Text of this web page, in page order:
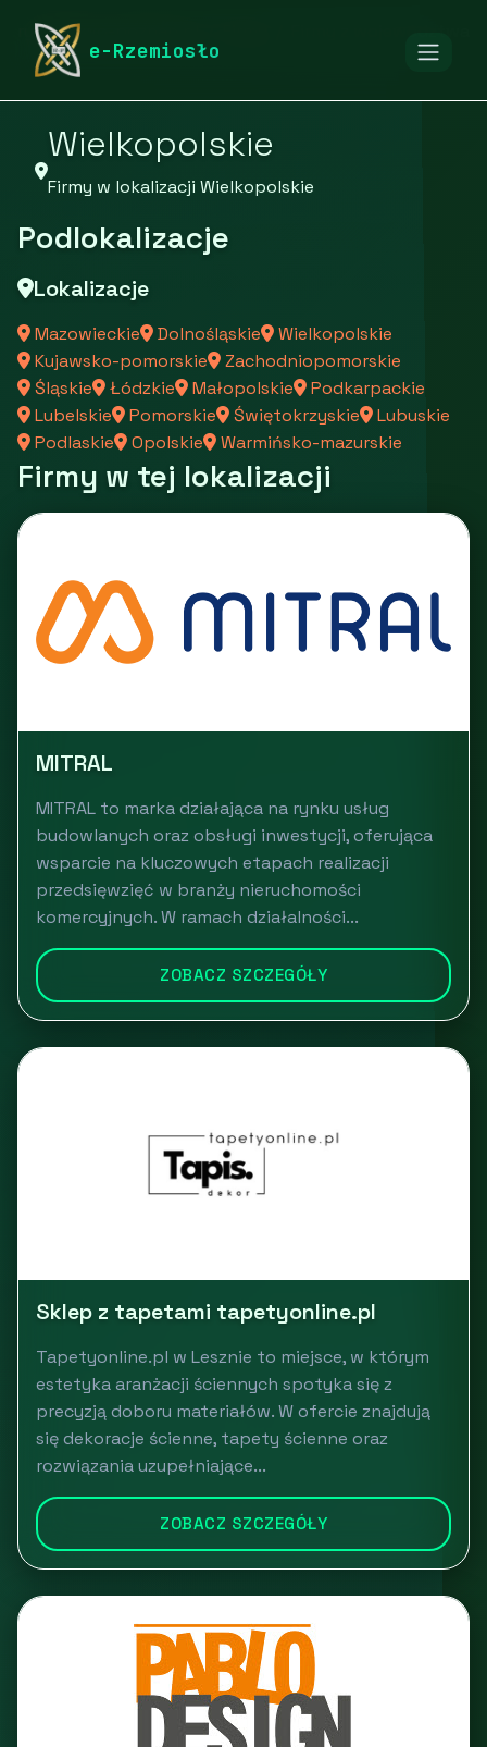
e-Rzemiosło
rymarstwo-poznan.pl
Wielkopolskie
Firmy w lokalizacji Wielkopolskie
Podlokalizacje
Lokalizacje
Mazowieckie Dolnośląskie
Wielkopolskie
Kujawsko-pomorskie
Zachodniopomorskie
Śląskie
Łódzkie Małopolskie
Podkarpackie
Lubelskie
Pomorskie Świętokrzyskie
Lubuskie
Podlaskie
Opolskie Warmińsko-mazurskie
Firmy w tej lokalizacji
MITRAL
MITRAL to marka działająca na rynku usług
budowlanych oraz obsługi inwestycji, oferująca
wsparcie na kluczowych etapach realizacji
przedsięwzięć w branży nieruchomości
komercyjnych. W ramach działalności...
ZOBACZ SZCZEGÓŁY
Sklep z tapetami tapetyonline.pl
Tapetyonline.pl w Lesznie to miejsce, w którym
estetyka aranżacji ściennych spotyka się z
precyzją doboru materiałów. W ofercie znajdują
się dekoracje ścienne, tapety ścienne oraz
rozwiązania uzupełniające...
ZOBACZ SZCZEGÓŁY